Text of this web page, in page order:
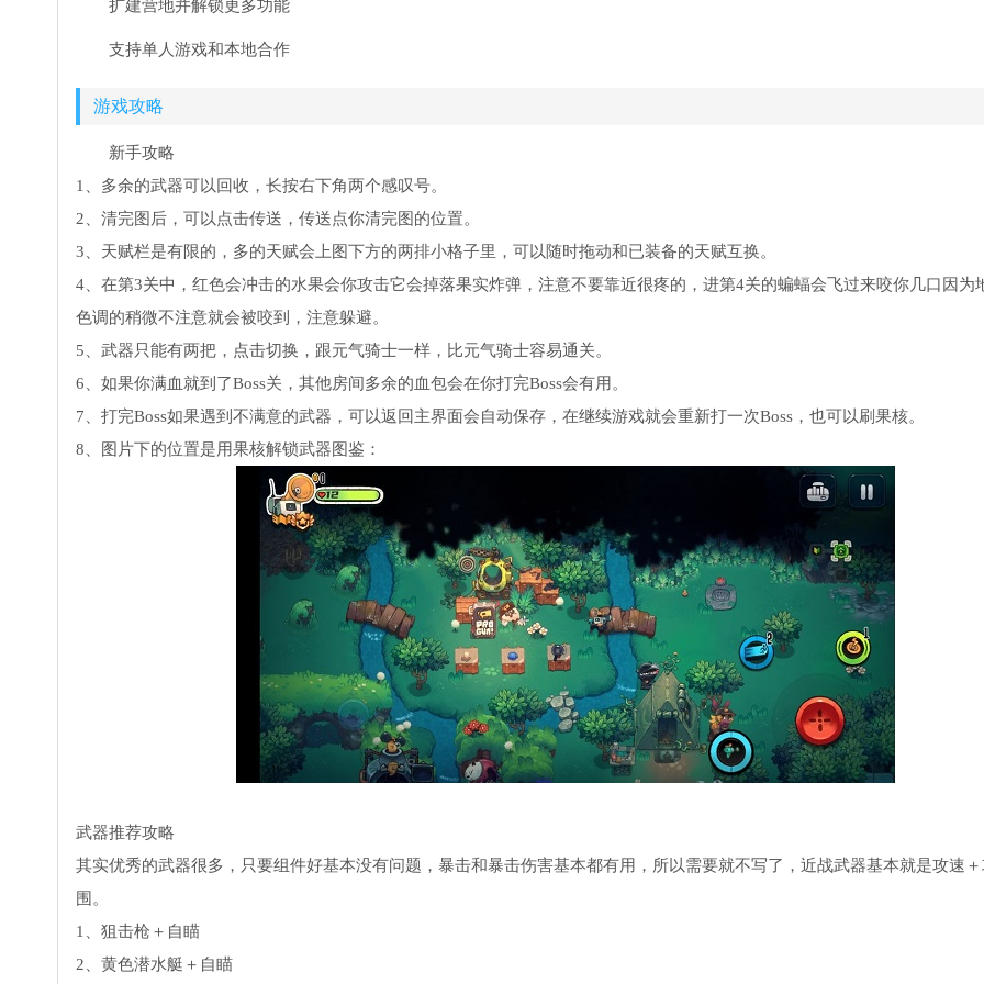
扩建营地并解锁更多功能
支持单人游戏和本地合作
游戏攻略
新手攻略
1、多余的武器可以回收，长按右下角两个感叹号。
2、清完图后，可以点击传送，传送点你清完图的位置。
3、天赋栏是有限的，多的天赋会上图下方的两排小格子里，可以随时拖动和已装备的天赋互换。
4、在第3关中，红色会冲击的水果会你攻击它会掉落果实炸弹，注意不要靠近很疼的，进第4关的蝙蝠会飞过来咬你几口因为
色调的稍微不注意就会被咬到，注意躲避。
5、武器只能有两把，点击切换，跟元气骑士一样，比元气骑士容易通关。
6、如果你满血就到了Boss关，其他房间多余的血包会在你打完Boss会有用。
7、打完Boss如果遇到不满意的武器，可以返回主界面会自动保存，在继续游戏就会重新打一次Boss，也可以刷果核。
8、图片下的位置是用果核解锁武器图鉴：
武器推荐攻略
其实优秀的武器很多，只要组件好基本没有问题，暴击和暴击伤害基本都有用，所以需要就不写了，近战武器基本就是攻速
围。
1、狙击枪＋自瞄
2、黄色潜水艇＋自瞄